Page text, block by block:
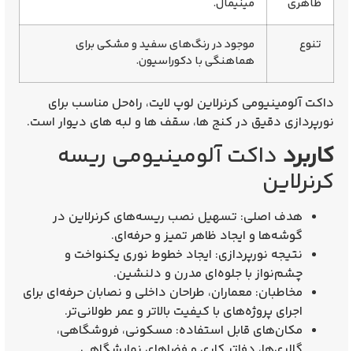
ظاهری مینیمال.
تنوع موجود در رنگ‌هایسفید و مشکیبرای
هماهنگی با دکوراسیون.
داکت آلومینیومی کرنرلاین لوپ لایت، راه‌حل مناسب برای
نورپردازی دقیق در کنج‌ ها، سقف ها و لبه های دیواراست.
کاربرد داکت آلومینیومی ریسه
کرنرلاین
هدف اصلی: تسهیل نصب ریسه‌های کرنرلاین در
گوشه‌ها و ایجاد ظاهر تمیز و حرفه‌ای.
نتیجه نورپردازی: ایجاد خطوط نوری یکنواخت و
چشم‌نوازبا جلوه‌ای مدرن و دلنشین.
مخاطبان: معماران، طراحان داخلی و نصابان حرفه‌ای برای
اجرای پروژه‌های با کیفیت بالاتر و عمر طولانی‌تر.
مکان‌های قابل استفاده: مسکونی، فروشگاهی،